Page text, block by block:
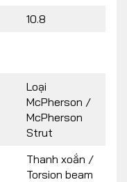
10.8
Loại
McPherson /
McPherson
Strut
Thanh xoắn /
Torsion beam